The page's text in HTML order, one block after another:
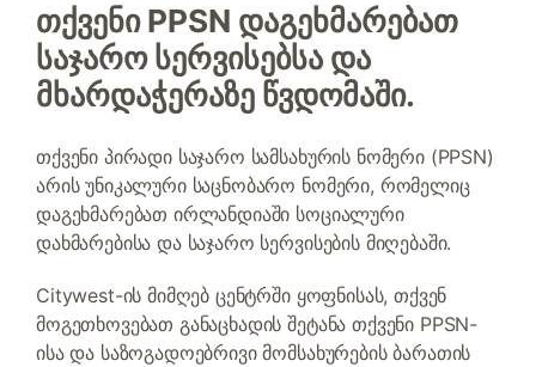
თქვენი PPSN დაგეხმარებათ
საჯარო სერვისებსა და
მხარდაჭერაზე წვდომაში.
თქვენი პირადი საჯარო სამსახურის ნომერი (PPSN)
არის უნიკალური საცნობარო ნომერი, რომელიც
დაგეხმარებათ ირლანდიაში სოციალური
დახმარებისა და საჯარო სერვისების მიღებაში.
Citywest-ის მიმღებ ცენტრში ყოფნისას, თქვენ
მოგეთხოვებათ განაცხადის შეტანა თქვენი PPSN-
ისა და საზოგადოებრივი მომსახურების ბარათის